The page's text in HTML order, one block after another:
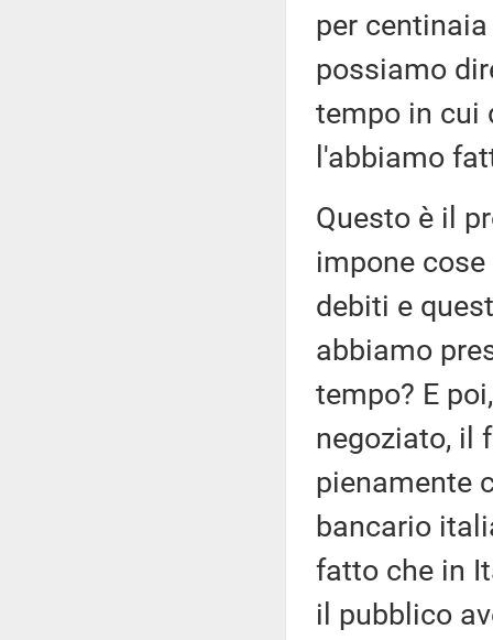
per
possiamo
tempo in cui
l'abbiamo
Questo è il
impone
debiti e
abbiamo
tempo? E
negoziato, il
pienamente
bancario
fatto che in
il pubblico